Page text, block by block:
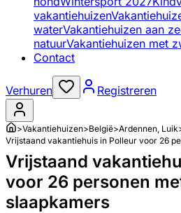
vakantiehuizen
waterVakantiehuizen aan
natuurVakantiehuizen met
Contact
Verhuren Registreren
>Vakantiehuizen>België>Ardennen, Luik
Vrijstaand vakantiehuis in Polleur voor 26
Vrijstaand
voor 26 personen
slaapkamers